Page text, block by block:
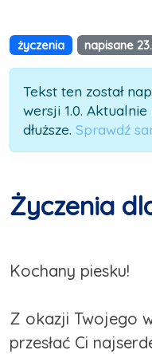
życzenia napisane
Tekst ten został
wersji 1.0.
dłuższe. Sprawdź
Życzenia
Kochany piesku!
Z okazji Twojego
przesłać Ci